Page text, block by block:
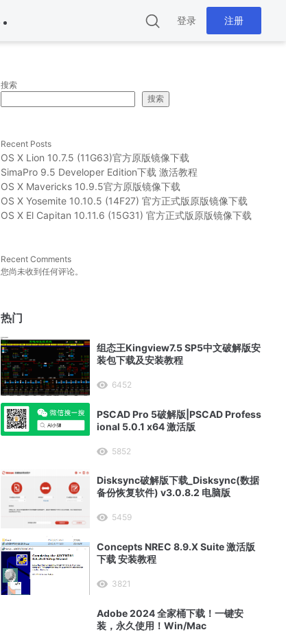
登录 注册
搜索
搜索
Recent Posts
OS X Lion 10.7.5 (11G63)官方原版镜像下载
SimaPro 9.5 Developer Edition下载 激活教程
OS X Mavericks 10.9.5官方原版镜像下载
OS X Yosemite 10.10.5 (14F27) 官方正式版原版镜像下载
OS X El Capitan 10.11.6 (15G31) 官方正式版原版镜像下载
Recent Comments
您尚未收到任何评论。
热门
组态王Kingview7.5 SP5中文破解版安
装包下载及安装教程
6452
PSCAD Pro 5破解版|PSCAD Profess
ional 5.0.1 x64 激活版
5852
Disksync破解版下载_Disksync(数据
备份恢复软件) v3.0.8.2 电脑版
5459
Concepts NREC 8.9.X Suite 激活版
下载 安装教程
3821
Adobe 2024 全家桶下载！一键安
装，永久使用！Win/Mac